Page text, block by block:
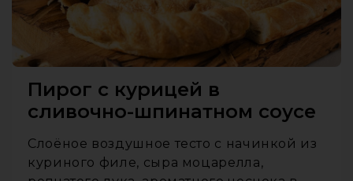
Пирог с курицей в
сливочно-шпинатном соусе
Слоёное воздушное тесто с начинкой из
куриного филе, сыра моцарелла,